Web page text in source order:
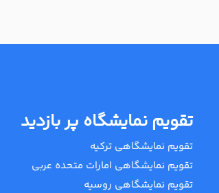
تقویم نمایشگاه پر بازدید
تقویم نمایشگاهی ترکیه
تقویم نمایشگاهی امارات متحده عربی
تقویم نمایشگاهی روسیه